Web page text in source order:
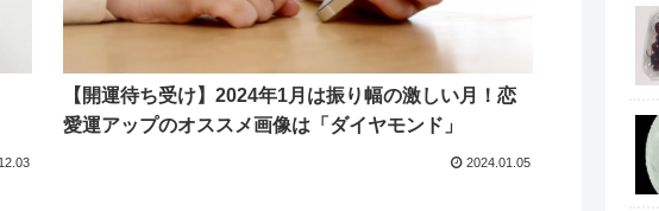
【開運待ち受け】2024年1月は振り幅の激しい月！恋
愛運アップのオススメ画像は「ダイヤモンド」
2024.01.05